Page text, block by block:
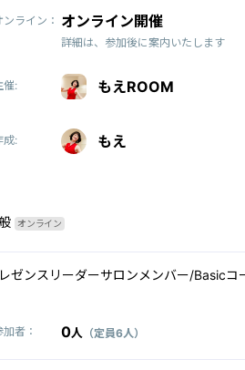
ンライン： オンライン開催
詳細は、参加後に案内いたします
催: もえROOM
成: もえ
オンライン
ゼンスリーダーサロンメンバー/Basicコ
加者： 0人 （定員6人）